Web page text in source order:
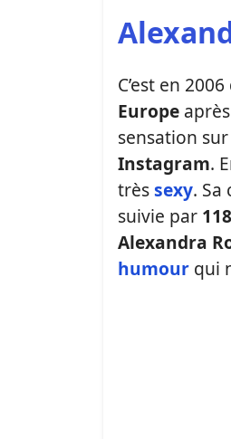
C’est en
Europe
sensation
Instagram.
trèssexy. Sa
suivie par
Alexandra
humour qui